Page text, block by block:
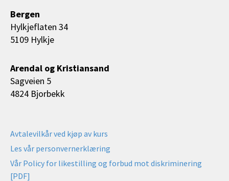
Bergen
Hylkjeflaten 34
5109 Hylkje
Arendal og Kristiansand
Sagveien 5
4824 Bjorbekk
Avtalevilkår ved kjøp av kurs
Les vår personvernerklæring
Vår Policy for likestilling og forbud mot diskriminering
[PDF]